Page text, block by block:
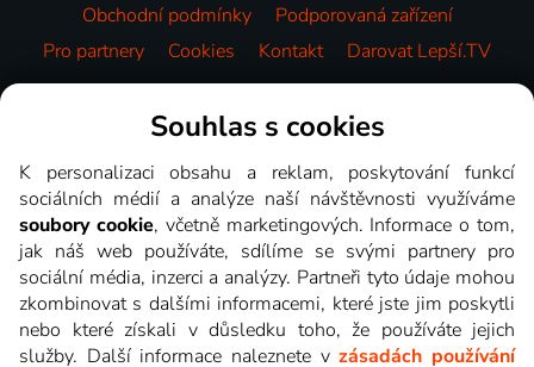
Obchodní podmínky
Podporovaná zařízení
Pro partnery
Cookies Kontakt Darovat Lepší.TV
Videotéka
Souhlas s cookies
K personalizaci obsahu a reklam, poskytování funkcí
sociálních médií a analýze naší návštěvnosti využíváme
soubory cookie, včetně marketingových. Informace o tom,
jak náš web používáte, sdílíme se svými partnery pro
sociální média, inzerci a analýzy. Partneři tyto údaje mohou
zkombinovat s dalšími informacemi, které jste jim poskytli
nebo které získali v důsledku toho, že používáte jejich
služby. Další informace naleznete vzásadách používání